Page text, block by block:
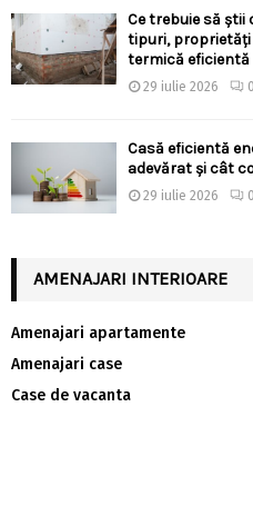
Ce trebuie să
tipuri, proprietăți
termică eficientă
29 iulie 2026 0
Casă eficientă
adevărat și cât
29 iulie 2026 0
AMENAJARI INTERIOARE
Amenajari apartamente
Amenajari case
Case de vacanta